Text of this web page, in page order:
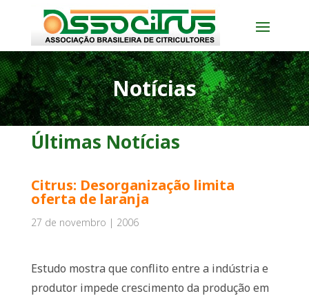
Notícias
Últimas Notícias
Citrus: Desorganização limita
oferta de laranja
27 de novembro | 2006
Estudo mostra que conflito entre a indústria e
produtor impede crescimento da produção em